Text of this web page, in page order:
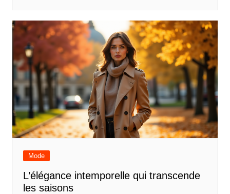
Mode
L’élégance intemporelle qui transcende
les saisons